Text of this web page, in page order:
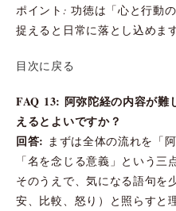
ポイント: 功徳は「心と行動
捉えると日常に落とし込めます
目次に戻る
FAQ 13: 阿弥陀経の内容が難
えるとよいですか？
回答: まずは全体の流れを「
「名を念じる意義」という三
そのうえで、気になる語句を
安、比較、怒り）と照らすと